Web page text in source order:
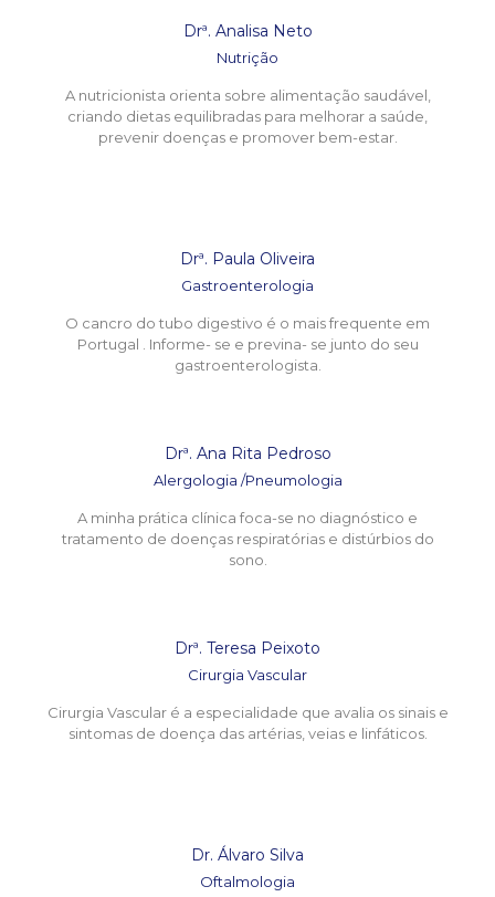
Drª. Analisa Neto
Nutrição
A nutricionista orienta sobre alimentação saudável,
criando dietas equilibradas para melhorar a saúde,
prevenir doenças e promover bem-estar.
Drª. Paula Oliveira
Gastroenterologia
O cancro do tubo digestivo é o mais frequente em
Portugal . Informe- se e previna- se junto do seu
gastroenterologista.
Drª. Ana Rita Pedroso
Alergologia /Pneumologia
A minha prática clínica foca-se no diagnóstico e
tratamento de doenças respiratórias e distúrbios do
sono.
Drª. Teresa Peixoto
Cirurgia Vascular
Cirurgia Vascular é a especialidade que avalia os sinais e
sintomas de doença das artérias, veias e linfáticos.
Dr. Álvaro Silva
Oftalmologia